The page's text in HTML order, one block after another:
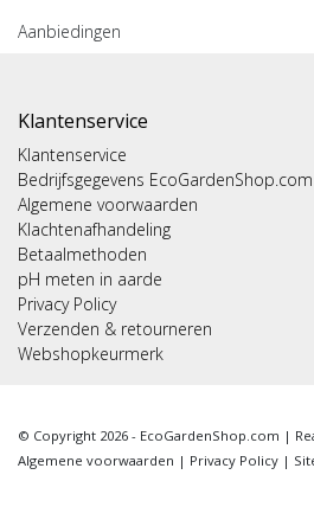
Aanbiedingen
Klantenservice
Klantenservice
Bedrijfsgegevens EcoGardenShop.com
Algemene voorwaarden
Klachtenafhandeling
Betaalmethoden
pH meten in aarde
Privacy Policy
Verzenden & retourneren
Webshopkeurmerk
© Copyright 2026 - EcoGardenShop.com |
Algemene voorwaarden | Privacy Policy |